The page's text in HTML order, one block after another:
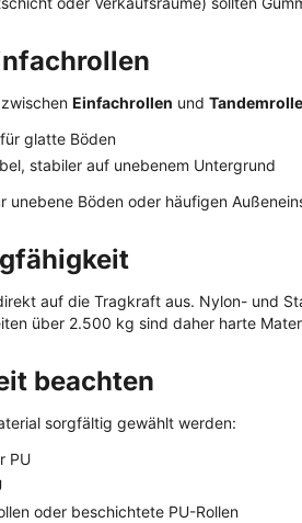
Einfachrollen und
glatte Böden
stabiler auf unebenem Untergrund
unebene Böden oder häufigen
auf die Tragkraft aus. Nylon- und
über 2.500 kg sind daher harte
beachten
sorgfältig gewählt werden:
PU
oder beschichtete PU-Rollen